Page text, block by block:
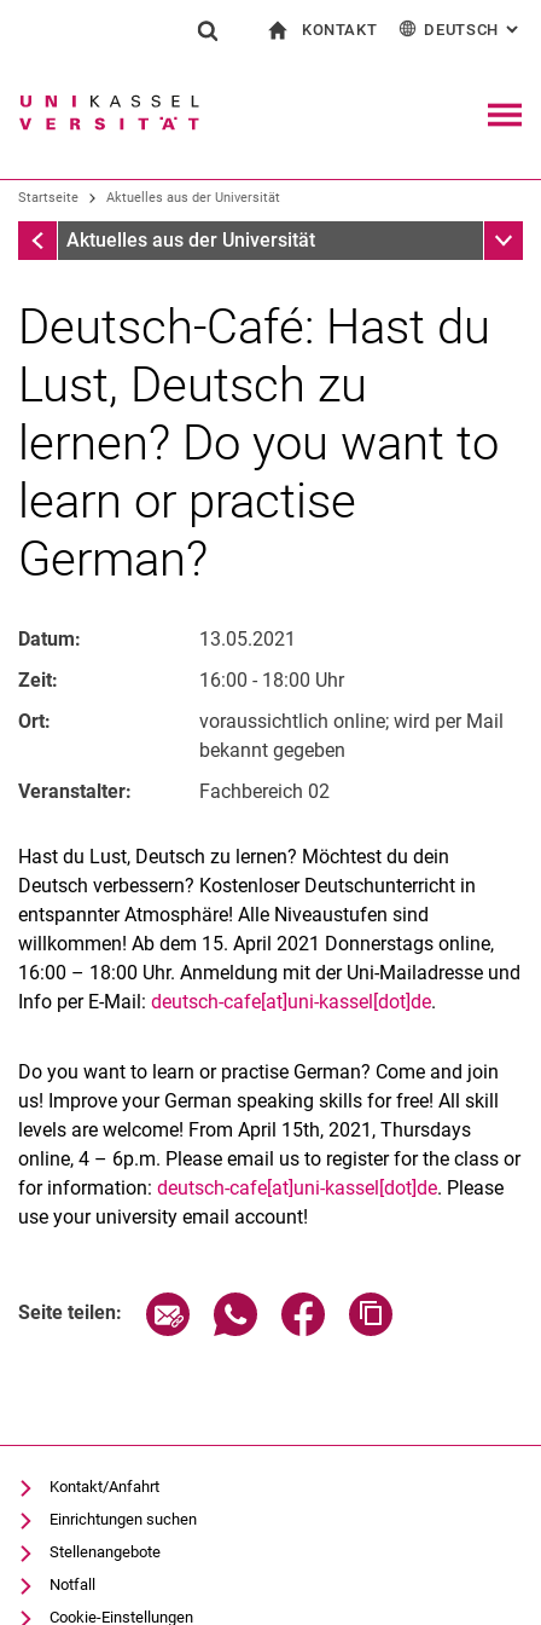
Springe direkt zu: Inhalt
Springe direkt zu: Suche
Springe direkt zu:
Suchen (öffnet externen Link in einem
KONTAKT
Kontakt für Presse und Öffentlichkeit
Einrichtungen suchen
DEUTSCH :
Startseite Aktuelles aus der Universität
Startseite
Aktuelles aus der Universität
Deutsch-Café: Hast du
Lust, Deutsch zu
lernen? Do you want to
learn or practise
German?
Datum:
13.05.2021
Zeit:
16:00 - 18:00 Uhr
Ort:
voraussichtlich online; wird per Mail
bekannt gegeben
Veranstalter:
Fachbereich 02
Hast du Lust, Deutsch zu lernen? Möchtest du dein
Deutsch verbessern? Kostenloser Deutschunterricht in
entspannter Atmosphäre! Alle Niveaustufen sind
willkommen! Ab dem 15. April 2021 Donnerstags online,
16:00 – 18:00 Uhr. Anmeldung mit der Uni-Mailadresse und
Info per E-Mail: deutsch-cafe[at]uni-kassel[dot]de.
Do you want to learn or practise German? Come and join
us! Improve your German speaking skills for free! All skill
levels are welcome! From April 15th, 2021, Thursdays
online, 4 – 6p.m. Please email us to register for the class or
for information: deutsch-cafe[at]uni-kassel[dot]de. Please
use your university email account!
Seite teilen: Seite über E-Mail teilen
Seite über WhatsApp teilen
Seite über Facebook
Kontakt/Anfahrt
Einrichtungen suchen
Stellenangebote
Notfall
Cookie-Einstellungen